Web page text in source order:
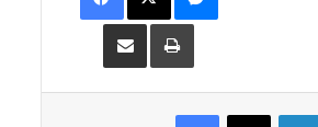
Condividi via Email Stampa
Facebook
X